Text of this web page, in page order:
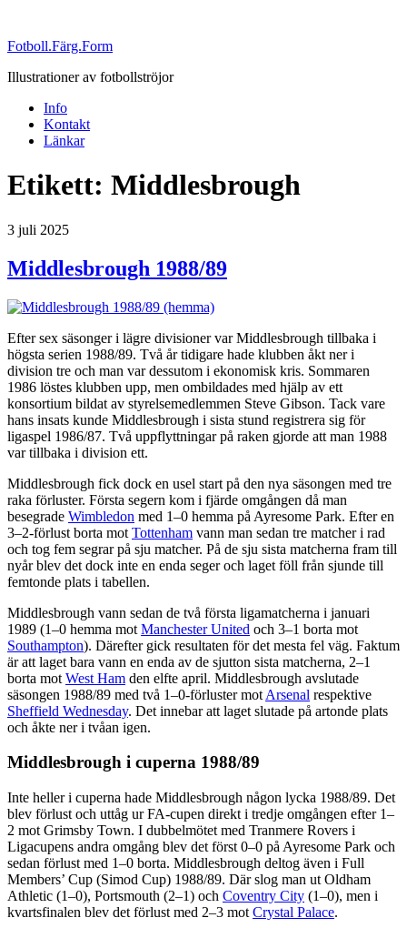
Fotboll.Färg.Form
Illustrationer av fotbollströjor
Info
Kontakt
Länkar
Etikett: Middlesbrough
Publicerat
3 juli 2025
Middlesbrough 1988/89
Efter sex säsonger i lägre divisioner var Middlesbrough tillbaka i
högsta serien 1988/89. Två år tidigare hade klubben åkt ner i
division tre och man var dessutom i ekonomisk kris. Sommaren
1986 löstes klubben upp, men ombildades med hjälp av ett
konsortium bildat av styrelsemedlemmen Steve Gibson. Tack vare
hans insats kunde Middlesbrough i sista stund registrera sig för
ligaspel 1986/87. Två uppflyttningar på raken gjorde att man 1988
var tillbaka i division ett.
Middlesbrough fick dock en usel start på den nya säsongen med tre
raka förluster. Första segern kom i fjärde omgången då man
besegrade Wimbledon med 1–0 hemma på Ayresome Park. Efter en
3–2-förlust borta mot Tottenham vann man sedan tre matcher i rad
och tog fem segrar på sju matcher. På de sju sista matcherna fram till
nyår blev det dock inte en enda seger och laget föll från sjunde till
femtonde plats i tabellen.
Middlesbrough vann sedan de två första ligamatcherna i januari
1989 (1–0 hemma mot Manchester United och 3–1 borta mot
Southampton). Därefter gick resultaten för det mesta fel väg. Faktum
är att laget bara vann en enda av de sjutton sista matcherna, 2–1
borta mot West Ham den elfte april. Middlesbrough avslutade
säsongen 1988/89 med två 1–0-förluster mot Arsenal respektive
Sheffield Wednesday. Det innebar att laget slutade på artonde plats
och åkte ner i tvåan igen.
Middlesbrough i cuperna 1988/89
Inte heller i cuperna hade Middlesbrough någon lycka 1988/89. Det
blev förlust och uttåg ur FA-cupen direkt i tredje omgången efter 1–
2 mot Grimsby Town. I dubbelmötet med Tranmere Rovers i
Ligacupens andra omgång blev det först 0–0 på Ayresome Park och
sedan förlust med 1–0 borta. Middlesbrough deltog även i Full
Members’ Cup (Simod Cup) 1988/89. Där slog man ut Oldham
Athletic (1–0), Portsmouth (2–1) och Coventry City (1–0), men i
kvartsfinalen blev det förlust med 2–3 mot Crystal Palace.